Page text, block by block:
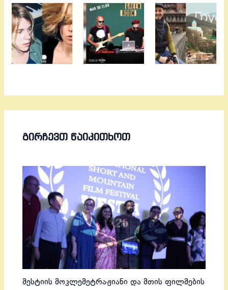
ᲒᲘᲠᲩᲔᲕᲗ ᲬᲐᲘᲙᲘᲗᲮᲝᲗ
მესტიის მოკლემეტრაჟიანი და მთის ფილმების